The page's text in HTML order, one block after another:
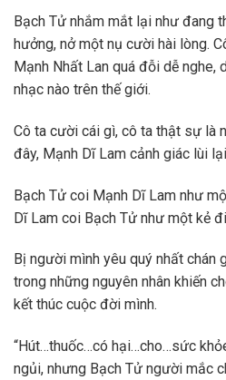
Bạch Tử nhắm mắt lại như đang
hưởng, nở một nụ cười hài lòng.
Mạnh Nhất Lan quá đỗi dễ nghe,
nhạc nào trên thế giới.
Cô ta cười cái gì, cô ta thật sự là
đây, Mạnh Dĩ Lam cảnh giác lùi
Bạch Tử coi Mạnh Dĩ Lam như
Dĩ Lam coi Bạch Tử như một kẻ
Bị người mình yêu quý nhất chán
trong những nguyên nhân khiến
kết thúc cuộc đời mình.
“Hút…thuốc…có hại…cho…sức
ngủi, nhưng Bạch Tử người mắc